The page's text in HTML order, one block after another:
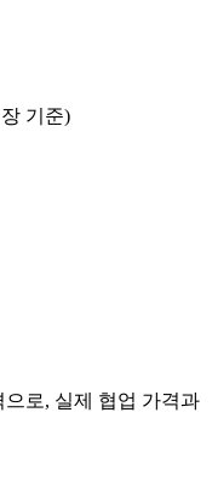
기준)
로, 실제 협업 가격과